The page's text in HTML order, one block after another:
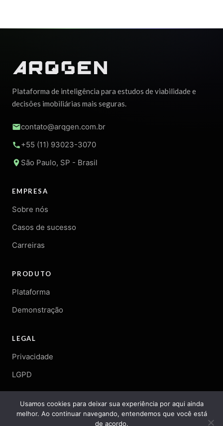
Plataforma de inteligência para estudos de viabilidade e
decisões imobiliárias mais seguras.
contato@arqgen.com.br
+55 (11) 93023-3070
São Paulo, SP - Brasil
EMPRESA
Sobre nós
Casos de sucesso
Carreiras
PRODUTO
Plataforma
Demonstração
LEGAL
Privacidade
LGPD
© 2026 Arqgen. Todos os direitos reservados.
Usamos cookies para deixar sua experiência por aqui ainda
melhor. Ao continuar navegando, entendemos que você está
de acordo.